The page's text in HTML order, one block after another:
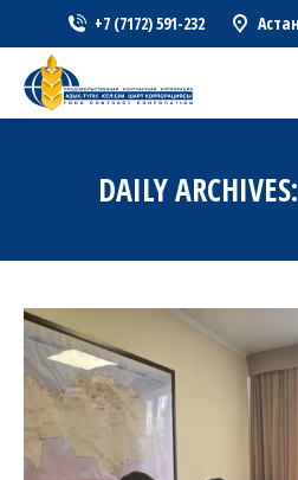
+7 (7172) 591-232
DAILY ARCHIVES: